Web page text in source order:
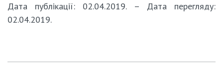
Дата публікації: 02.04.2019. – Дата перегляду:
02.04.2019.